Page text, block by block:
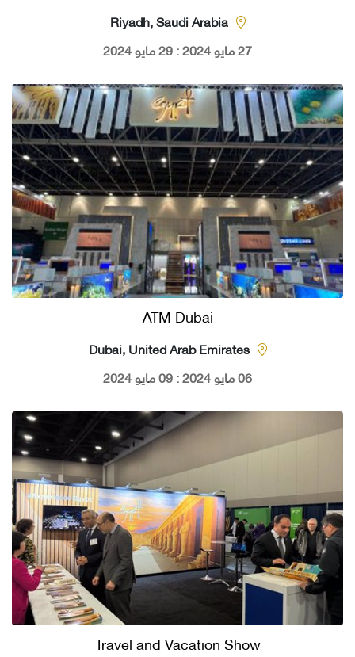
Riyadh, Saudi Arabia
27 مايو 2024 : 29 مايو 2024
ATM Dubai
Dubai, United Arab Emirates
06 مايو 2024 : 09 مايو 2024
Travel and Vacation Show